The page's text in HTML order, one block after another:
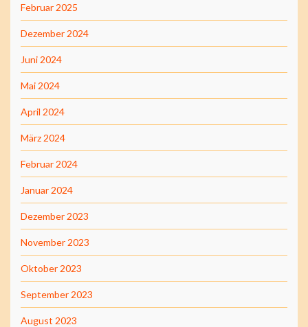
Februar 2025
Dezember 2024
Juni 2024
Mai 2024
April 2024
März 2024
Februar 2024
Januar 2024
Dezember 2023
November 2023
Oktober 2023
September 2023
August 2023